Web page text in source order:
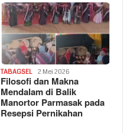
TABAGSEL 2 Mei 2026
Filosofi dan Makna
Mendalam di Balik
Manortor Parmasak pada
Resepsi Pernikahan